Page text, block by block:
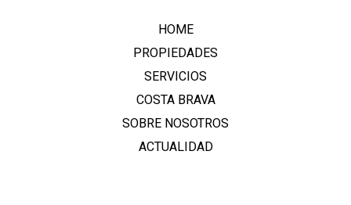
HOME
PROPIEDADES
SERVICIOS
COSTA BRAVA
SOBRE NOSOTROS
ACTUALIDAD